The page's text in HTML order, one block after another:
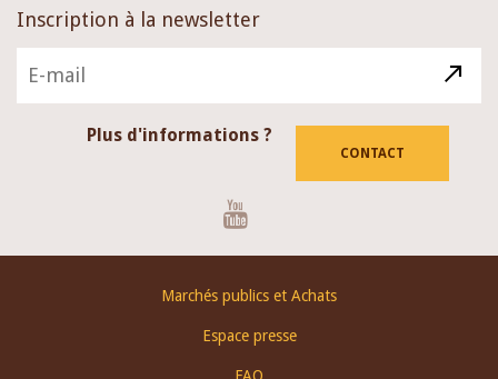
Inscription à la newsletter
Plus d'informations ?
CONTACT
Marchés publics et Achats
Espace presse